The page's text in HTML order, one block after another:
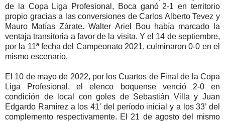
de la Copa Liga Profesional, Boca ganó 2-1 en territorio
propio gracias a las conversiones de Carlos Alberto Tevez y
Mauro Matías Zárate. Walter Ariel Bou había marcado la
ventaja transitoria a favor de la visita. Y el 14 de septiembre,
por la 11ª fecha del Campeonato 2021, culminaron 0-0 en el
mismo escenario.
El 10 de mayo de 2022, por los Cuartos de Final de la Copa
Liga Profesional, el elenco boquense venció 2-0 en
condición de local con goles de Sebastián Villa y Juan
Edgardo Ramírez a los 41’ del período inicial y a los 33’ del
complemento respectivamente. El 21 de agosto del mismo